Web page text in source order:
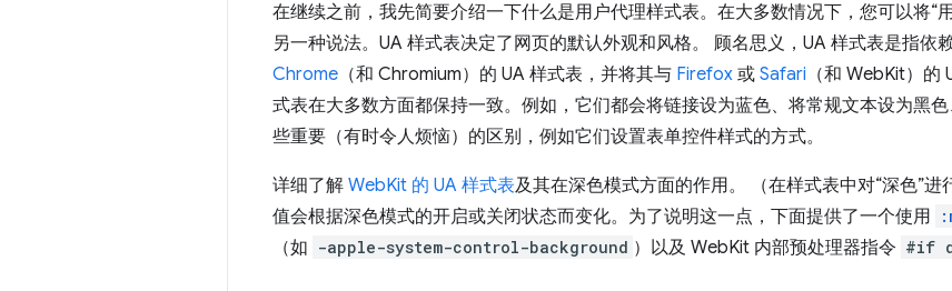
在继续之前，我先简要介绍一下什么是用户代理样式表。在大多数情况下，您可以将“
另一种说法。 UA 样式表决定了网页的默认外观和风格。 顾名思义，UA 样式表是指依
Chrome （和 Chromium）的 UA 样式表，并将其与 Firefox 或 Safari （和 WebKit）
式表在大多数方面都保持一致。例如，它们都会将链接设为蓝色、将常规文本设为黑
些重要（有时令人烦恼）的区别，例如它们设置表单控件样式的方式。
详细了解 WebKit 的 UA 样式表及其在深色模式方面的作用。 （在样式表中对“深色”
值会根据深色模式的开启或关闭状态而变化。为了说明这一点，下面提供了一个使用
（如 -apple-system-control-background ）以及 WebKit 内部预处理器指令 #if